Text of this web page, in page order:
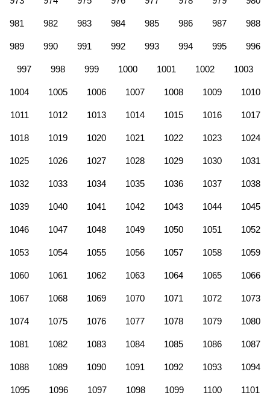
981 982 983 984 985 986 987 988
989 990 991 992 993 994 995 996
997 998 999 1000 1001 1002 1003
1004 1005 1006 1007 1008 1009 1010
1011 1012 1013 1014 1015 1016 1017
1018 1019 1020 1021 1022 1023 1024
1025 1026 1027 1028 1029 1030 1031
1032 1033 1034 1035 1036 1037 1038
1039 1040 1041 1042 1043 1044 1045
1046 1047 1048 1049 1050 1051 1052
1053 1054 1055 1056 1057 1058 1059
1060 1061 1062 1063 1064 1065 1066
1067 1068 1069 1070 1071 1072 1073
1074 1075 1076 1077 1078 1079 1080
1081 1082 1083 1084 1085 1086 1087
1088 1089 1090 1091 1092 1093 1094
1095 1096 1097 1098 1099 1100 1101